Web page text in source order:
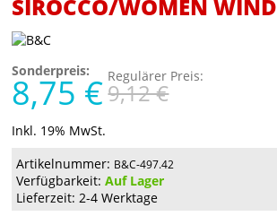
SIROCCO/WOMEN
Sonderpreis:
8,75 € Regulärer Preis:
9,12 €
Inkl. 19% MwSt.
Artikelnummer: B&C-497.42
Verfügbarkeit:Auf Lager
Lieferzeit: 2-4 Werktage